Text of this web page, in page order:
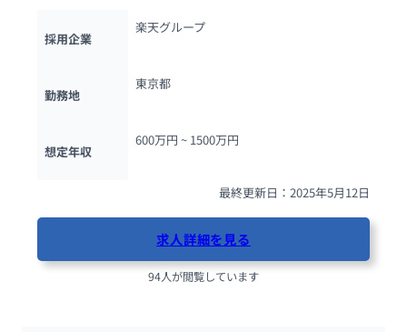
採用企業
楽天グループ
勤務地
東京都
想定年収
600万円 ~ 1500万円
最終更新日：2025年5月12日
求人詳細を見る
94人が閲覧しています